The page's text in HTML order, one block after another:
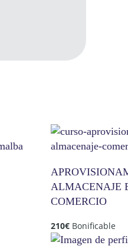
ALMACENAJE
COMERCIO
210€ Bonificable